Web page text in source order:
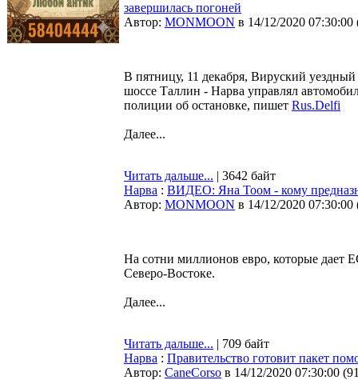
завершилась погоней
Автор: MONMOON в 14/12/2020 07:30:00
В пятницу, 11 декабря, Вируский
шоссе Таллин - Нарва управлял
полиции об остановке, пишет Rus.Delfi
Далее...
Читать дальше... | 3642 байт
Нарва : ВИДЕО: Яна Тоом - кому
Автор: MONMOON в 14/12/2020 07:30:00
На сотни миллионов евро, которые дает
Северо-Востоке.
Далее...
Читать дальше... | 709 байт
Нарва : Правительство готовит пакет
Автор: CaneCorso в 14/12/2020 07:30:00 (